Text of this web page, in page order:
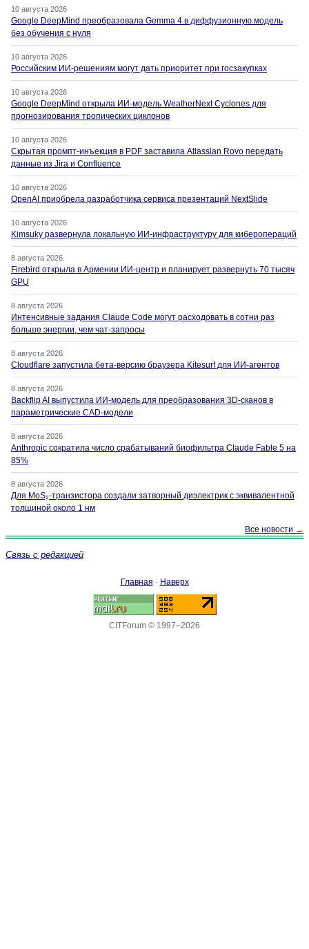
10 августа 2026
Google DeepMind преобразовала Gemma 4 в диффузионную модель
без обучения с нуля
10 августа 2026
Российским ИИ-решениям могут дать приоритет при госзакупках
10 августа 2026
Google DeepMind открыла ИИ-модель WeatherNext Cyclones для
прогнозирования тропических циклонов
10 августа 2026
Скрытая промпт-инъекция в PDF заставила Atlassian Rovo передать
данные из Jira и Confluence
10 августа 2026
OpenAI приобрела разработчика сервиса презентаций NextSlide
10 августа 2026
Kimsuky развернула локальную ИИ-инфраструктуру для киберопераций
8 августа 2026
Firebird открыла в Армении ИИ-центр и планирует развернуть 70 тысяч
GPU
8 августа 2026
Интенсивные задания Claude Code могут расходовать в сотни раз
больше энергии, чем чат-запросы
8 августа 2026
Cloudflare запустила бета-версию браузера Kitesurf для ИИ-агентов
8 августа 2026
Backflip AI выпустила ИИ-модель для преобразования 3D-сканов в
параметрические CAD-модели
8 августа 2026
Anthropic сократила число срабатываний биофильтра Claude Fable 5 на
85%
8 августа 2026
Для MoS₂-транзистора создали затворный диэлектрик с эквивалентной
толщиной около 1 нм
Все новости →
Связь с редакцией
Главная · Наверх
CITForum © 1997–2026